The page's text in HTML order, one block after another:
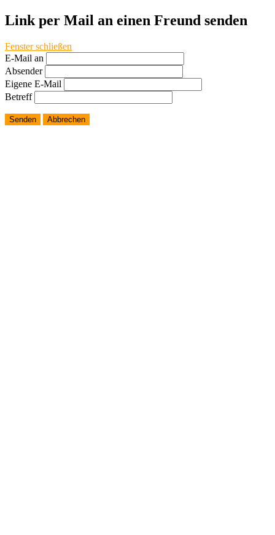
Link per Mail an einen Freund senden
Fenster schließen
E-Mail an
Absender
Eigene E-Mail
Betreff
Senden Abbrechen